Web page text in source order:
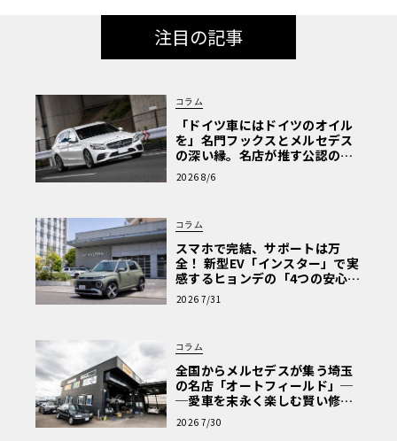
注目の記事
コラム
「ドイツ車にはドイツのオイル
を」名門フックスとメルセデス
の深い縁。名店が推す公認の安
心と、Cクラスで味わうシルキー
な走り〈PR〉
2026 8/6
コラム
スマホで完結、サポートは万
全！ 新型EV「インスター」で実
感するヒョンデの「4つの安心」
【第1回・ヒョンデ6つの疑問：
Why? Hyundai?】〈PR〉
2026 7/31
コラム
全国からメルセデスが集う埼玉
の名店「オートフィールド」─
─愛車を末永く楽しむ賢い修理
術と、プロがフックス製オイル
を選ぶ理由〈PR〉
2026 7/30